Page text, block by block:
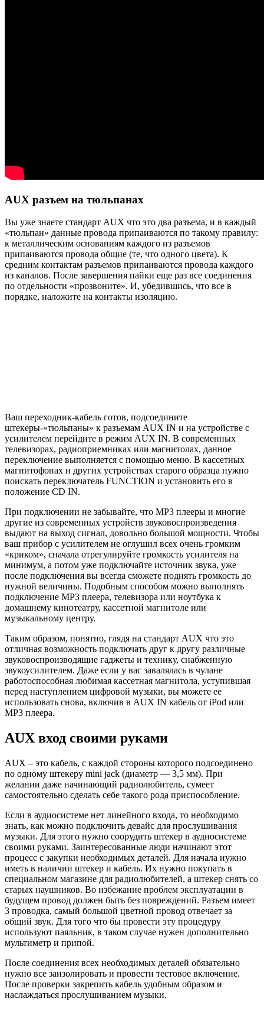
AUX разъем на тюльпанах
Вы уже знаете стандарт AUX что это два разъема, и в каждый
«тюльпан» данные провода припаиваются по такому правилу:
к металлическим основаниям каждого из разъемов
припаиваются провода общие (те, что одного цвета). К
средним контактам разъемов припаиваются провода каждого
из каналов. После завершения пайки еще раз все соединения
по отдельности «прозвоните». И, убедившись, что все в
порядке, наложите на контакты изоляцию.
Ваш переходник-кабель готов, подсоедините
штекеры-«тюльпаны» к разъемам AUX IN и на устройстве с
усилителем перейдите в режим AUX IN. В современных
телевизорах, радиоприемниках или магнитолах, данное
переключение выполняется с помощью меню. В кассетных
магнитофонах и других устройствах старого образца нужно
поискать переключатель FUNCTION и установить его в
положение CD IN.
При подключении не забывайте, что MP3 плееры и многие
другие из современных устройств звуковоспроизведения
выдают на выход сигнал, довольно большой мощности. Чтобы
ваш прибор с усилителем не оглушил всех очень громким
«криком», сначала отрегулируйте громкость усилителя на
минимум, а потом уже подключайте источник звука, уже
после подключения вы всегда сможете поднять громкость до
нужной величины. Подобным способом можно выполнять
подключение MP3 плеера, телевизора или ноутбука к
домашнему кинотеатру, кассетной магнитоле или
музыкальному центру.
Таким образом, понятно, глядя на стандарт AUX что это
отличная возможность подключать друг к другу различные
звуковоспроизводящие гаджеты и технику, снабженную
звукоусилителем. Даже если у вас завалялась в чулане
работоспособная любимая кассетная магнитола, уступившая
перед наступлением цифровой музыки, вы можете ее
использовать снова, включив в AUX IN кабель от iPod или
MP3 плеера.
AUX вход своими руками
AUX – это кабель, с каждой стороны которого подсоединено
по одному штекеру mini jack (диаметр — 3,5 мм). При
желании даже начинающий радиолюбитель, сумеет
самостоятельно сделать себе такого рода приспособление.
Если в аудиосистеме нет линейного входа, то необходимо
знать, как можно подключить девайс для прослушивания
музыки. Для этого нужно соорудить штекер в аудиосистеме
своими руками. Заинтересованные люди начинают этот
процесс с закупки необходимых деталей. Для начала нужно
иметь в наличии штекер и кабель. Их нужно покупать в
специальном магазине для радиолюбителей, а штекер снять со
старых наушников. Во избежание проблем эксплуатации в
будущем провод должен быть без повреждений. Разъем имеет
3 проводка, самый большой цветной провод отвечает за
общий звук. Для того что бы провести эту процедуру
используют паяльник, в таком случае нужен дополнительно
мультиметр и припой.
После соединения всех необходимых деталей обязательно
нужно все заизолировать и провести тестовое включение.
После проверки закрепить кабель удобным образом и
наслаждаться прослушиванием музыки.